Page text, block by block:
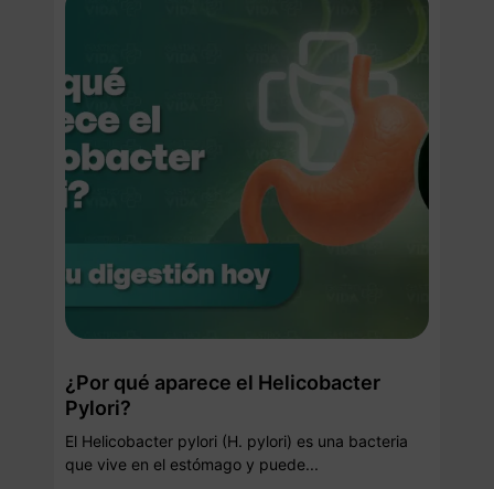
¿Por qué aparece el Helicobacter
Pylori?
El Helicobacter pylori (H. pylori) es una bacteria
que vive en el estómago y puede...